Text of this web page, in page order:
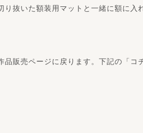
抜いた額装用マットと一緒に額に入
販売ページに戻ります。下記の「コ